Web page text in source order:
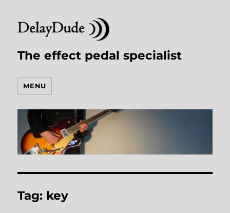
The effect pedal specialist
MENU
Tag: key